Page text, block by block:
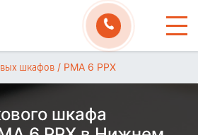
шкафов / PMA 6 PPX
шкафа